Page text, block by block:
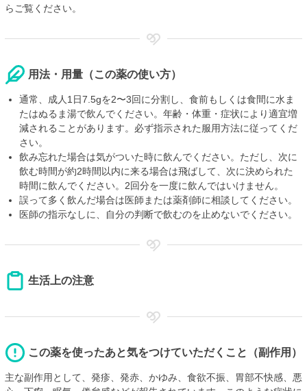
らご覧ください。
用法・用量（この薬の使い方）
通常、成人1日7.5gを2〜3回に分割し、食前もしくは食間に水ま
たはぬるま湯で飲んでください。年齢・体重・症状により適宜増
減されることがあります。必ず指示された服用方法に従ってくだ
さい。
飲み忘れた場合は気がついた時に飲んでください。ただし、次に
飲む時間が約2時間以内に来る場合は飛ばして、次に決められた
時間に飲んでください。2回分を一度に飲んではいけません。
誤って多く飲んだ場合は医師または薬剤師に相談してください。
医師の指示なしに、自分の判断で飲むのを止めないでください。
生活上の注意
この薬を使ったあと気をつけていただくこと（副作用）
主な副作用として、発疹、発赤、かゆみ、食欲不振、胃部不快感、悪